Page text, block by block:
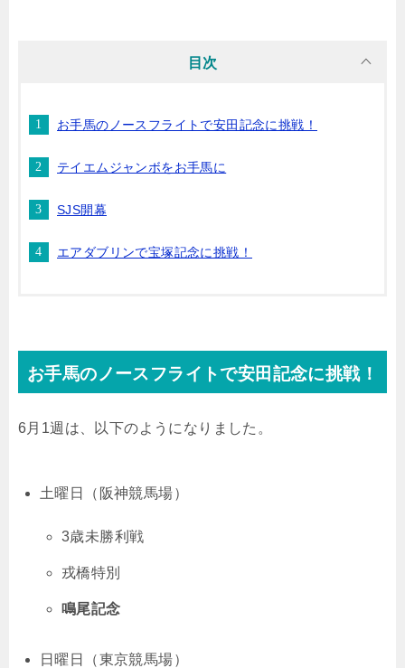
目次
お手馬のノースフライトで安田記念に挑戦！
テイエムジャンボをお手馬に
SJS開幕
エアダブリンで宝塚記念に挑戦！
お手馬のノースフライトで安田記念に挑戦！
6月1週は、以下のようになりました。
土曜日（阪神競馬場）
3歳未勝利戦
戎橋特別
鳴尾記念
日曜日（東京競馬場）